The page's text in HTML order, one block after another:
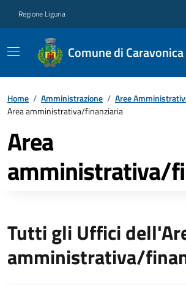
Regione Liguria
Comune di Caravonica
Home / Amministrazione / Aree
Area amministrativa/finanziaria
Area
amministrativa/
Tutti gli Uffici
amministrativa/